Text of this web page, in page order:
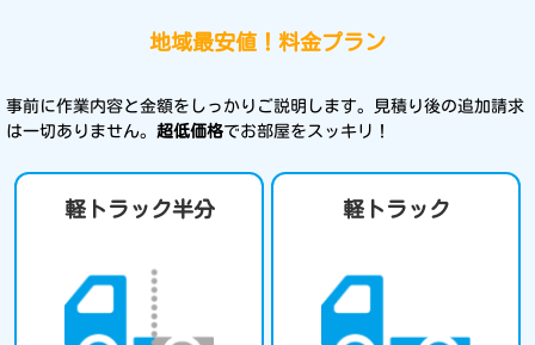
地域最安値！料金プラン
事前に作業内容と金額をしっかりご説明します。見積り後の追加請求
は一切ありません。 超低価格でお部屋をスッキリ！
軽トラック半分 軽トラック